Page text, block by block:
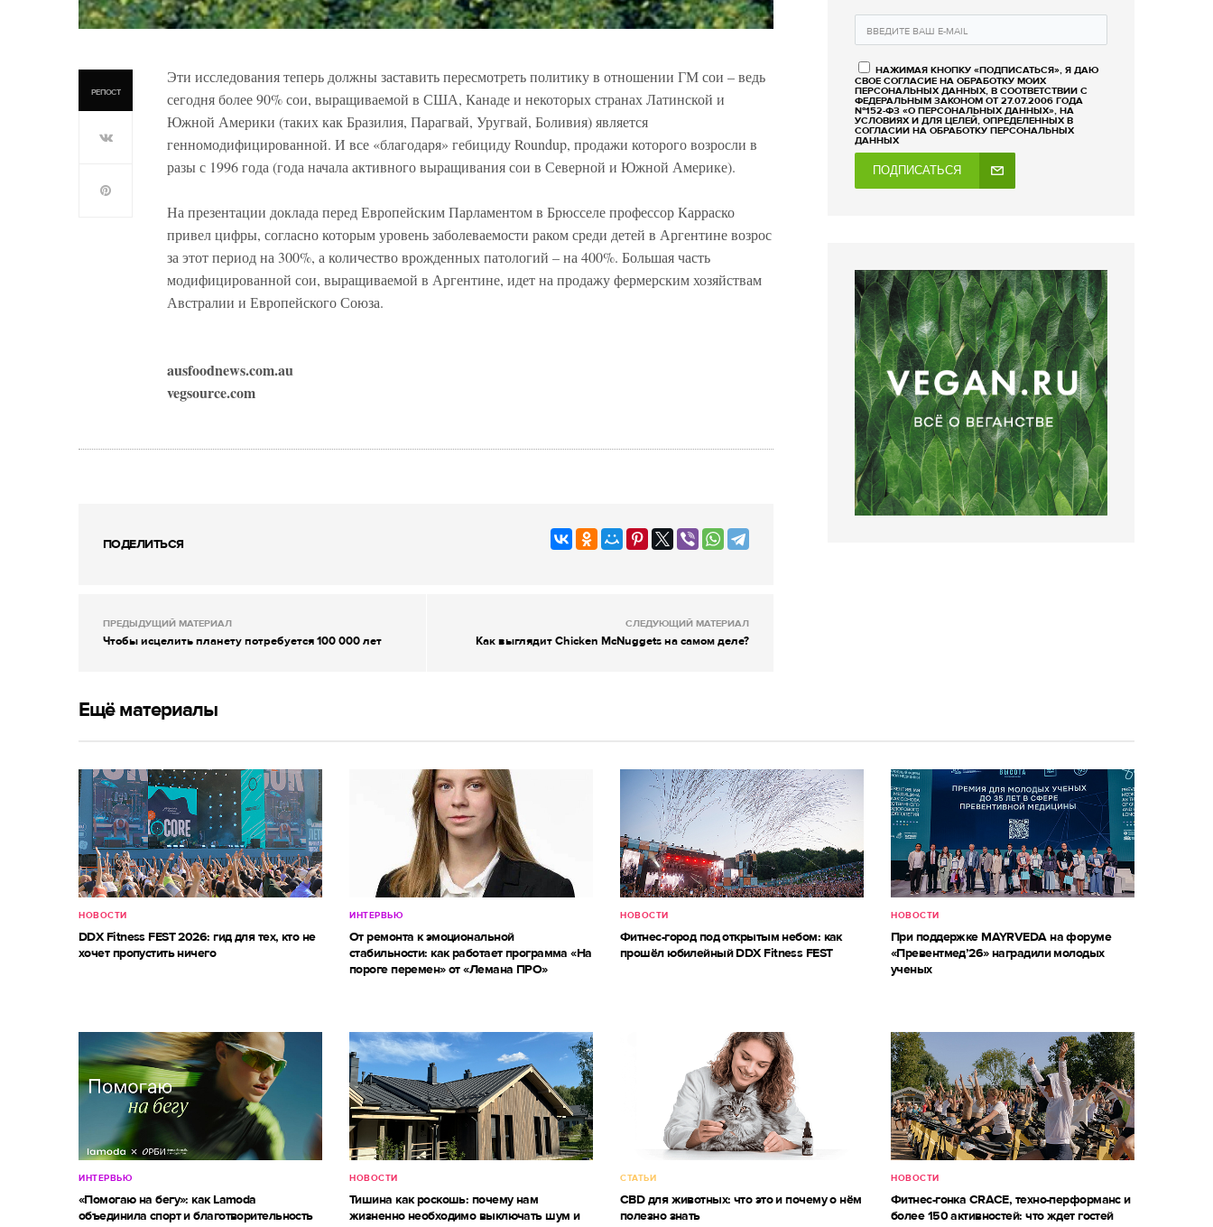
РЕПОСТ
Эти исследования теперь должны заставить пересмотреть политику в отношении ГМ сои – ведь
сегодня более 90% сои, выращиваемой в США, Канаде и некоторых странах Латинской и
Южной Америки (таких как Бразилия, Парагвай, Уругвай, Боливия) является
генномодифицированной. И все «благодаря» гебициду Roundup, продажи которого возросли в
разы с 1996 года (года начала активного выращивания сои в Северной и Южной Америке).
На презентации доклада перед Европейским Парламентом в Брюсселе профессор Карраско
привел цифры, согласно которым уровень заболеваемости раком среди детей в Аргентине возрос
за этот период на 300%, а количество врожденных патологий – на 400%. Большая часть
модифицированной сои, выращиваемой в Аргентине, идет на продажу фермерским хозяйствам
Австралии и Европейского Союза.
ausfoodnews.com.au
vegsource.com
ПОДЕЛИТЬСЯ
ПРЕДЫДУЩИЙ МАТЕРИАЛ
Чтобы исцелить планету потребуется 100 000 лет
СЛЕДУЮЩИЙ МАТЕРИАЛ
Как выглядит Chicken McNuggets на самом деле?
НАЖИМАЯ КНОПКУ «ПОДПИСАТЬСЯ», Я ДАЮ
СВОЕ СОГЛАСИЕ НА ОБРАБОТКУ МОИХ
ПЕРСОНАЛЬНЫХ ДАННЫХ, В СООТВЕТСТВИИ С
ФЕДЕРАЛЬНЫМ ЗАКОНОМ ОТ 27.07.2006 ГОДА
№152-ФЗ «О ПЕРСОНАЛЬНЫХ ДАННЫХ», НА
УСЛОВИЯХ И ДЛЯ ЦЕЛЕЙ, ОПРЕДЕЛЕННЫХ В
СОГЛАСИИ НА ОБРАБОТКУ ПЕРСОНАЛЬНЫХ
ДАННЫХ
ПОДПИСАТЬСЯ
Ещё материалы
НОВОСТИ
DDX Fitness FEST 2026: гид для тех, кто не
хочет пропустить ничего
ИНТЕРВЬЮ
От ремонта к эмоциональной
стабильности: как работает программа «На
пороге перемен» от «Лемана ПРО»
НОВОСТИ
Фитнес-город под открытым небом: как
прошёл юбилейный DDX Fitness FEST
НОВОСТИ
При поддержке MAYRVEDA на форуме
«Превентмед’26» наградили молодых
ученых
ИНТЕРВЬЮ
«Помогаю на бегу»: как Lamoda
объединила спорт и благотворительность
НОВОСТИ
Тишина как роскошь: почему нам
жизненно необходимо выключать шум и
СТАТЬИ
CBD для животных: что это и почему о нём
полезно знать
НОВОСТИ
Фитнес-гонка CRACE, техно-перформанс и
более 150 активностей: что ждет гостей